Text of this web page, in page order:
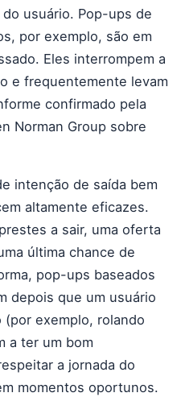
usuário. Pop-ups de
por exemplo, são em
Eles interrompem a
e frequentemente levam
confirmado pela
Norman Group sobre
intenção de saída bem
altamente eficazes.
a sair, uma oferta
última chance de
pop-ups baseados
depois que um usuário
exemplo, rolando
a ter um bom
a jornada do
momentos oportunos.